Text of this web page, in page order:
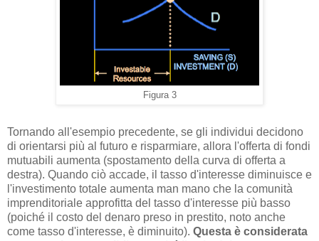
Figura 3
Tornando all'esempio precedente, se gli individui decidono
di orientarsi più al futuro e risparmiare, allora l'offerta di fondi
mutuabili aumenta (spostamento della curva di offerta a
destra). Quando ciò accade, il tasso d'interesse diminuisce e
l'investimento totale aumenta man mano che la comunità
imprenditoriale approfitta del tasso d'interesse più basso
(poiché il costo del denaro preso in prestito, noto anche
come tasso d'interesse, è diminuito). Questa è considerata